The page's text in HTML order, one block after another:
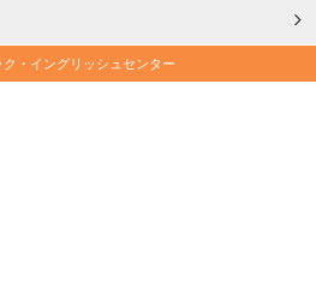
・イングリッシュセンター